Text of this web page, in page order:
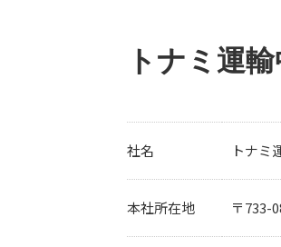
トナミ運
社名 トナミ
本社所在地 〒733-